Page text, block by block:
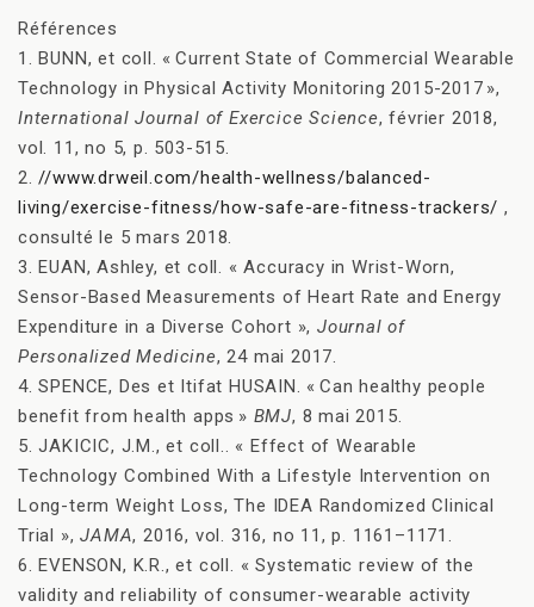
Références
1. BUNN, et coll. « Current State of Commercial Wearable
Technology in Physical Activity Monitoring 2015-2017 »,
International Journal of Exercice Science, février 2018,
vol. 11, no 5, p. 503-515.
2.//www.drweil.com/health-wellness/balanced-
living/exercise-fitness/how-safe-are-fitness-trackers/ ,
consulté le 5 mars 2018.
3. EUAN, Ashley, et coll. « Accuracy in Wrist-Worn,
Sensor-Based Measurements of Heart Rate and Energy
Expenditure in a Diverse Cohort »,Journal of
Personalized Medicine, 24 mai 2017.
4. SPENCE, Des et Itifat HUSAIN. « Can healthy people
benefit from health apps » BMJ, 8 mai 2015.
5. JAKICIC, J.M., et coll.. « Effect of Wearable
Technology Combined With a Lifestyle Intervention on
Long-term Weight Loss, The IDEA Randomized Clinical
Trial »,JAMA, 2016, vol. 316, no 11, p. 1161–1171.
6. EVENSON, K.R., et coll. « Systematic review of the
validity and reliability of consumer-wearable activity